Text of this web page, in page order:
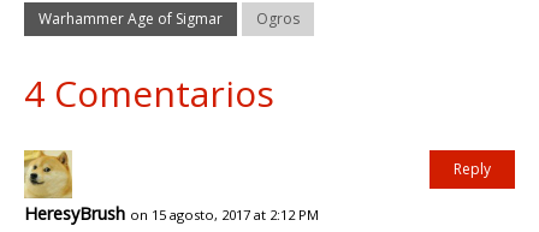
Warhammer Age of Sigmar Ogros
4 Comentarios
HeresyBrush on 15 agosto, 2017 at 2:12 PM
Reply